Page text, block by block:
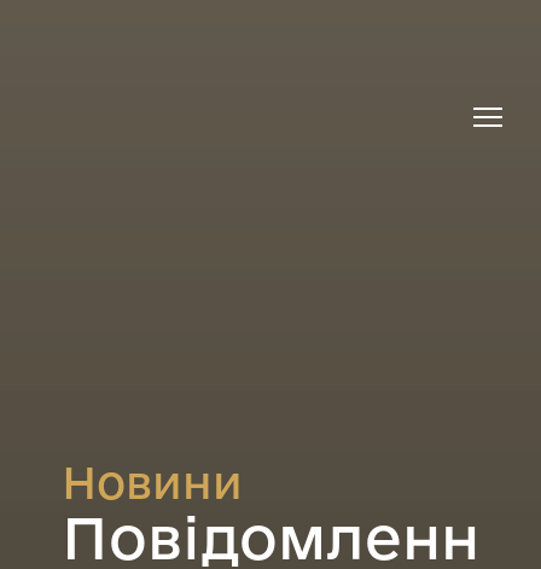
Новини
Повідомленн